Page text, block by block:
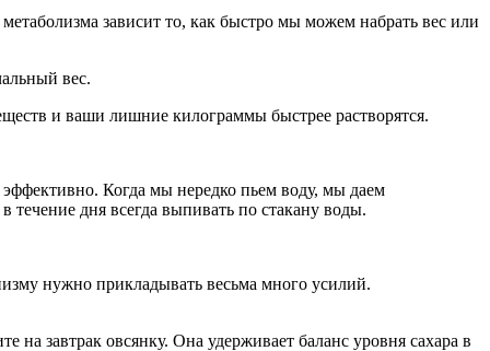
зависит то, как быстро мы можем набрать вес или
вес.
и ваши лишние килограммы быстрее растворятся.
Когда мы нередко пьем воду, мы даем
дня всегда выпивать по стакану воды.
нужно прикладывать весьма много усилий.
завтрак овсянку. Она удерживает баланс уровня сахара в